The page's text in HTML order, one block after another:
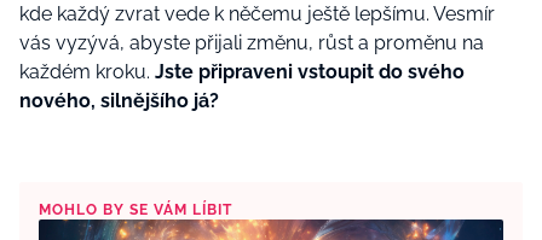
kde každý zvrat vede k něčemu ještě lepšímu. Vesmír
vás vyzývá, abyste přijali změnu, růst a proměnu na
každém kroku. Jste připraveni vstoupit do svého
nového, silnějšího já?
MOHLO BY SE VÁM LÍBIT